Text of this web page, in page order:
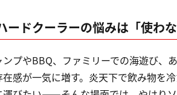
ードクーラーの悩みは「使わ
ンプやBBQ、ファミリーでの海遊び、
在感が一気に増す。炎天下で飲み物を